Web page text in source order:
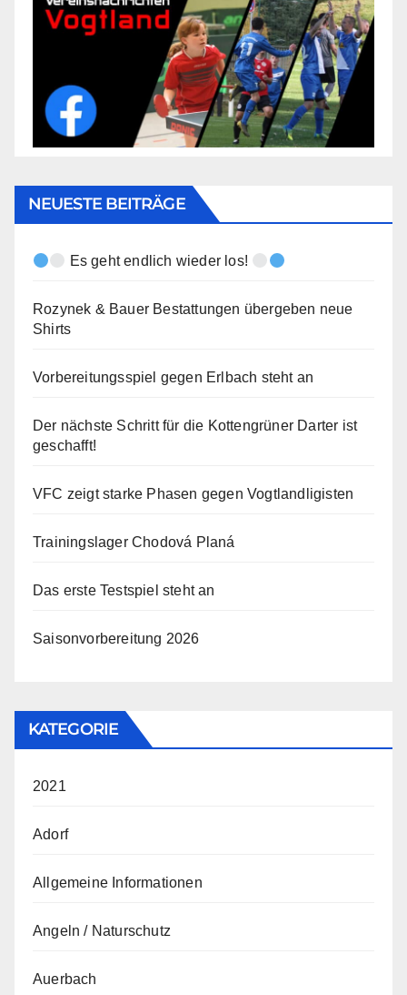
NEUESTE BEITRÄGE
Es geht endlich wieder los!
Rozynek & Bauer Bestattungen übergeben neue
Shirts
Vorbereitungsspiel gegen Erlbach steht an
Der nächste Schritt für die Kottengrüner Darter ist
geschafft!
VFC zeigt starke Phasen gegen Vogtlandligisten
Trainingslager Chodová Planá
Das erste Testspiel steht an
Saisonvorbereitung 2026
KATEGORIE
2021
Adorf
Allgemeine Informationen
Angeln / Naturschutz
Auerbach